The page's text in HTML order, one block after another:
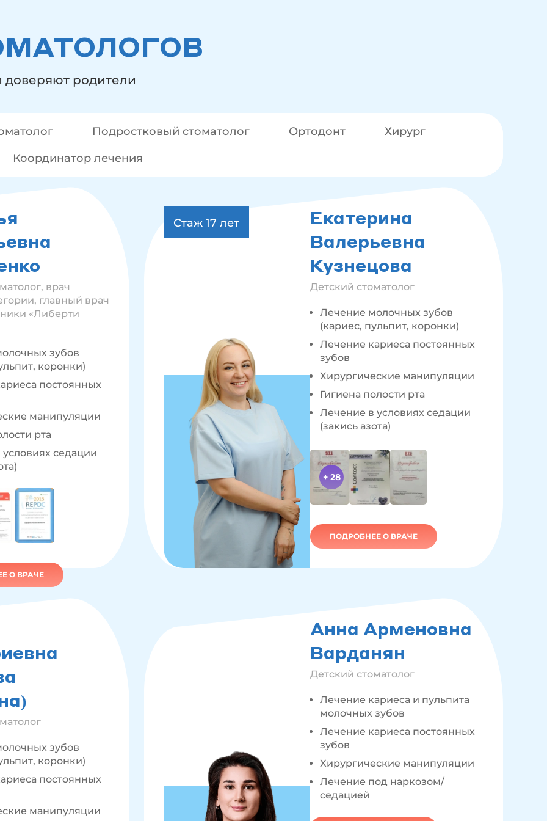
доверяют родители
Подростковый стоматолог Ортодонт Хирург
Координатор лечения
врач
главный врач
«Либерти
зубов
коронки)
постоянных
манипуляции
рта
седации
О ВРАЧЕ
Стаж 17 лет
Екатерина
Валерьевна
Кузнецова
Детский стоматолог
Лечение молочных зубов
(кариес, пульпит, коронки)
Лечение кариеса постоянных
зубов
Хирургические манипуляции
Гигиена полости рта
Лечение в условиях седации
(закись азота)
+ 28
ПОДРОБНЕЕ О ВРАЧЕ
зубов
коронки)
постоянных
манипуляции
Анна Арменовна
Варданян
Детский стоматолог
Лечение кариеса и пульпита
молочных зубов
Лечение кариеса постоянных
зубов
Хирургические манипуляции
Лечение под наркозом/
седацией